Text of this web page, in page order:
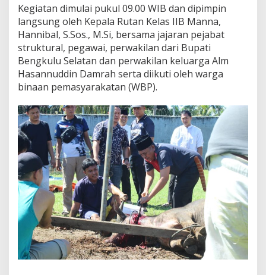
e
i
h
a
n
D
a
e
w
a
n
K
u
r
b
n
I
d
u
l
Kegiatan dimulai pukul 09.00 WIB dan dipimpin
langsung oleh Kepala Rutan Kelas IIB Manna,
Hannibal, S.Sos., M.Si, bersama jajaran pejabat
struktural, pegawai, perwakilan dari Bupati
Bengkulu Selatan dan perwakilan keluarga Alm
Hasannuddin Damrah serta diikuti oleh warga
binaan pemasyarakatan (WBP).